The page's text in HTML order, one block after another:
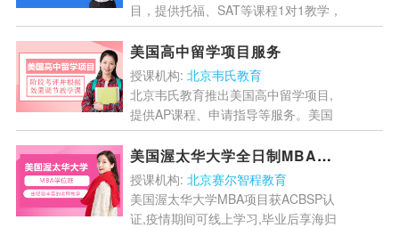
目，提供托福、SAT等课程1对1教学，
专业团队全程指导，助你圆梦美国高
校！...[详情]
美国高中留学项目服务
授课机构: 北京韦氏教育
北京韦氏教育推出美国高中留学项目,
提供AP课程、申请指导等服务。美国
高中是进入常春藤的捷径,课程设置注
重全面发展,管理严格且中国学生较
少。申请需满足GP...[详情]
美国渥太华大学全日制MBA学位班
授课机构: 北京赛尔智程教育
美国渥太华大学MBA项目获ACBSP认
证,疫情期间可线上学习,毕业后享海归